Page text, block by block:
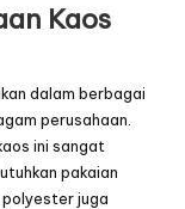
Kaos
dalam berbagai
perusahaan.
ini sangat
pakaian
polyester juga